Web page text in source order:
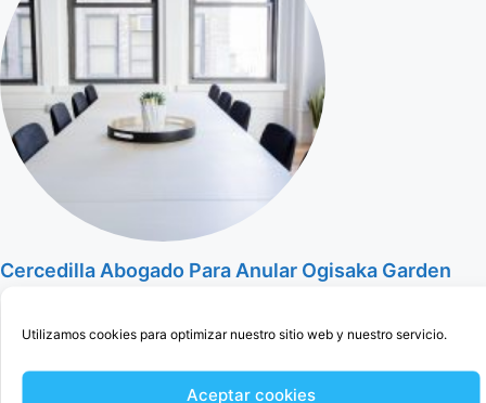
Utilizamos cookies para optimizar nuestro sitio web y nuestro servicio.
Aceptar cookies
Cercedilla Abogado Para Anular Ogisaka Garden